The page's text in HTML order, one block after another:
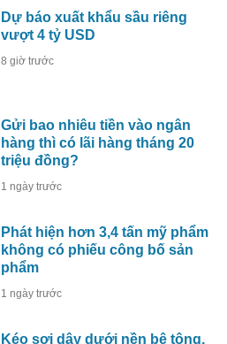
Dự báo xuất khẩu sầu riêng
vượt 4 tỷ USD
8 giờ trước
Gửi bao nhiêu tiền vào ngân
hàng thì có lãi hàng tháng 20
triệu đồng?
1 ngày trước
Phát hiện hơn 3,4 tấn mỹ phẩm
không có phiếu công bố sản
phẩm
1 ngày trước
Kéo sợi dây dưới nền bê tông,